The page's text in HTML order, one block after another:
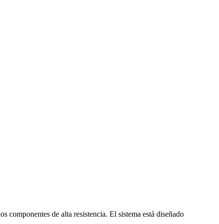
componentes de alta resistencia. El sistema está diseñado